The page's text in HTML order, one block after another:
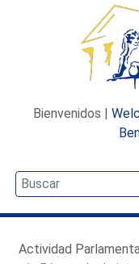
Bienvenidos |
Actividad